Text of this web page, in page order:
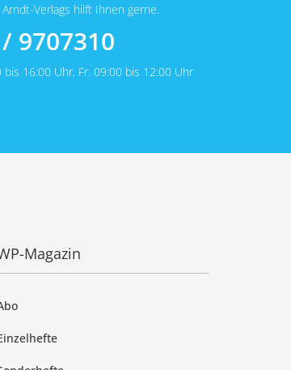
Verlags hilft Ihnen gerne.
9707310
bis 16:00 Uhr, Fr. 09:00 bis 12:00 Uhr
Magazin